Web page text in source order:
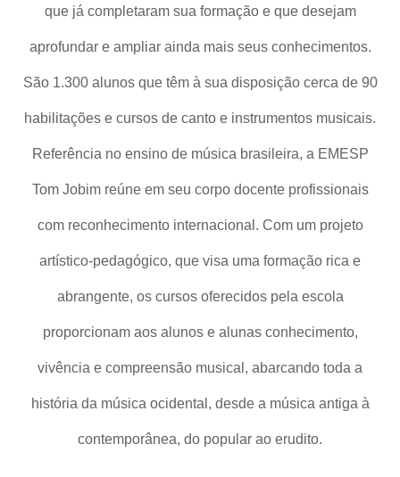
que já completaram sua formação e que desejam
aprofundar e ampliar ainda mais seus conhecimentos.
São 1.300 alunos que têm à sua disposição cerca de 90
habilitações e cursos de canto e instrumentos musicais.
Referência no ensino de música brasileira, a EMESP
Tom Jobim reúne em seu corpo docente profissionais
com reconhecimento internacional. Com um projeto
artístico-pedagógico, que visa uma formação rica e
abrangente, os cursos oferecidos pela escola
proporcionam aos alunos e alunas conhecimento,
vivência e compreensão musical, abarcando toda a
história da música ocidental, desde a música antiga à
contemporânea, do popular ao erudito.